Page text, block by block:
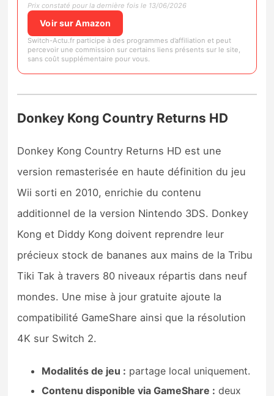
Prix constaté pour la dernière fois le 13/06/2026
Voir sur Amazon
Switch-Actu.fr participe à des programmes d’affiliation et peut
percevoir une commission sur certains liens présents sur le site,
sans coût supplémentaire pour vous.
Donkey Kong Country Returns HD
Donkey Kong Country Returns HD est une
version remasterisée en haute définition du jeu
Wii sorti en 2010, enrichie du contenu
additionnel de la version Nintendo 3DS. Donkey
Kong et Diddy Kong doivent reprendre leur
précieux stock de bananes aux mains de la Tribu
Tiki Tak à travers 80 niveaux répartis dans neuf
mondes. Une mise à jour gratuite ajoute la
compatibilité GameShare ainsi que la résolution
4K sur Switch 2.
Modalités de jeu : partage local uniquement.
Contenu disponible via GameShare : deux